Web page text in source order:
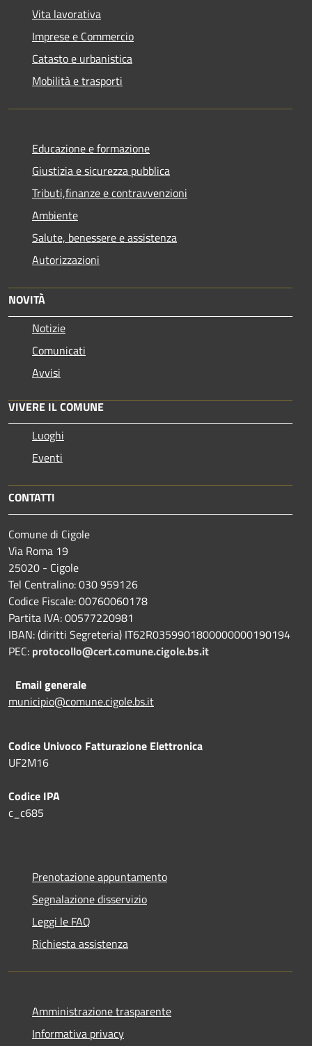
Vita lavorativa
Imprese e Commercio
Catasto e urbanistica
Mobilità e trasporti
Educazione e formazione
Giustizia e sicurezza pubblica
Tributi,finanze e contravvenzioni
Ambiente
Salute, benessere e assistenza
Autorizzazioni
NOVITÀ
Notizie
Comunicati
Avvisi
VIVERE IL COMUNE
Luoghi
Eventi
CONTATTI
Comune di Cigole
Via Roma 19
25020 - Cigole
Tel Centralino: 030 959126
Codice Fiscale: 00760060178
Partita IVA: 00577220981
IBAN: (diritti Segreteria) IT62R0359901800000000190194
PEC: protocollo@cert.comune.cigole.bs.it
Email generale
municipio@comune.cigole.bs.it
Codice Univoco Fatturazione Elettronica
UF2M16
Codice IPA
c_c685
Prenotazione appuntamento
Segnalazione disservizio
Leggi le FAQ
Richiesta assistenza
Amministrazione trasparente
Informativa privacy